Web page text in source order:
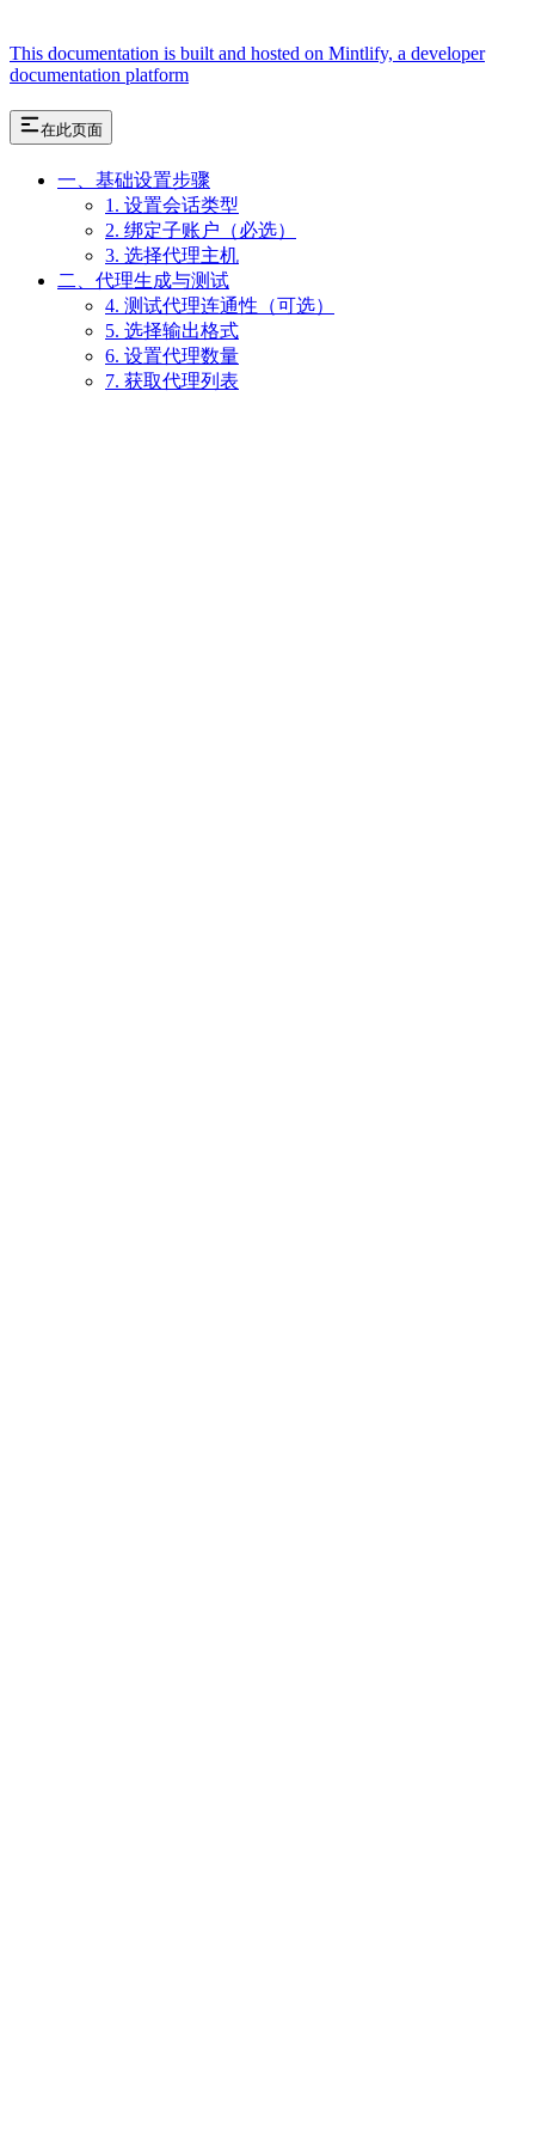
This documentation is built and hosted on Mintlify, a developer
documentation platform
在此页面
一、基础设置步骤
1. 设置会话类型
2. 绑定子账户（必选）
3. 选择代理主机
二、代理生成与测试
4. 测试代理连通性（可选）
5. 选择输出格式
6. 设置代理数量
7. 获取代理列表